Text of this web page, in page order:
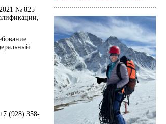
№ 825
(928) 358-